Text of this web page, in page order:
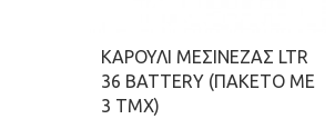
KΑΡΟΥΛΙ ΜΕΣΙΝΕΖΑΣ LTR
36 BATTERY (ΠΑΚΕΤΟ ΜΕ
3 ΤΜΧ)